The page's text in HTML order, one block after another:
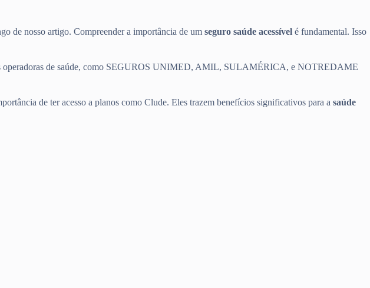
de nosso artigo. Compreender a importância de um seguro saúde acessível é fundamental. Isso
operadoras de saúde, como SEGUROS UNIMED, AMIL, SULAMÉRICA, e NOTREDAME
de ter acesso a planos como Clude. Eles trazem benefícios significativos para a saúde